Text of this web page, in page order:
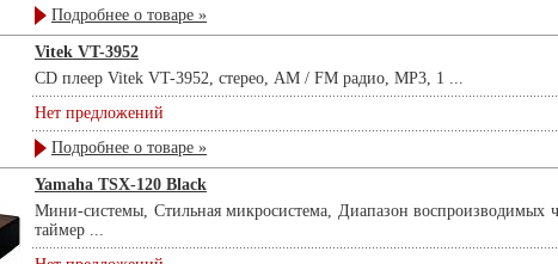
Подробнее о товаре »
Vitek VT-3952
CD плеер Vitek VT-3952, стерео, AM / FM радио, MP3, 1 ...
Нет предложений
Подробнее о товаре »
Yamaha TSX-120 Black
Мини-системы, Стильная микросистема, Диапазон воспроизводимых
таймер ...